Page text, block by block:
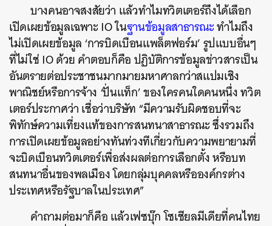
บางคนอาจสงสัยว่า แล้วทำไมทวิตเตอร์ถึงได้เลือก
เปิดเผยข้อมูลเฉพาะ IOในฐานข้อมูลสาธารณะทำไมถึง
ไม่เปิดเผยข้อมูล‘การบิดเบือนแพล็ตฟอร์ม’รูปแบบอื่นๆ
ที่ไม่ใช่ IOด้วยคำตอบก็คือปฏิบัติการข้อมูลข่าวสารเป็น
อันตรายต่อประชาชนมากมายมหาศาลกว่าสแปมเชิง
พาณิชย์หรือการจ้าง ‘ปั่นแท็ก’ของใครคนใดคนหนึ่งทวิต
เตอร์ประกาศว่าเชื่อว่าบริษัท“มีความรับผิดชอบที่จะ
พิทักษ์ความเที่ยงแท้ของการสนทนาสาธารณะซึ่งรวมถึง
การเปิดเผยข้อมูลอย่างทันท่วงทีเกี่ยวกับความพยายามที่
จะบิดเบือนทวิตเตอร์เพื่อส่งผลต่อการเลือกตั้งหรือบท
สนทนาอื่นของพลเมืองโดยกลุ่มบุคคลหรือองค์กรต่าง
ประเทศหรือรัฐบาลในประเทศ”
คำถามต่อมาก็คือแล้วเฟซบุ๊กโซเชียลมีเดียที่คนไทย